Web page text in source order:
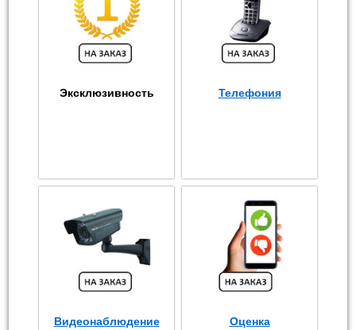
Эксклюзивность Телефония
Видеонаблюдение
Оценка